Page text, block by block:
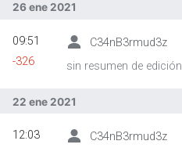
26 ene 2021
C34nB3rmud3z
sin resumen de edición
09:51
-326
22 ene 2021
C34nB3rmud3z
12:03